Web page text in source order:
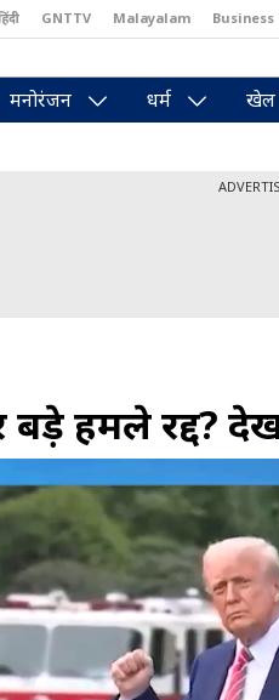
GNTTV Malayalam Business
मनोरंजन धर्म खेल
हमले रद्द?